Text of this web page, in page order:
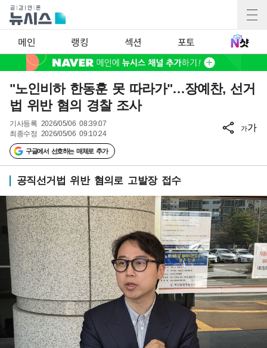
메인 랭킹 섹션 포토
"노인비하 한동훈 못 따라가"…장예찬, 선거
법 위반 혐의 경찰 조사
기사등록 2026/05/06 08:39:07
최종수정 2026/05/06 09:10:24
구글에서 선호하는 매체로 추가
가가
공직선거법 위반 혐의로 고발장 접수